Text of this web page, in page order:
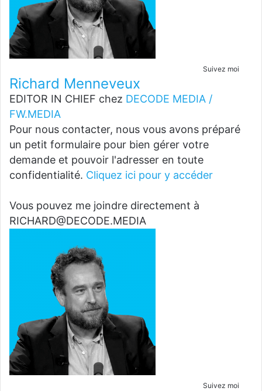
Suivez moi
Richard Menneveux
EDITOR IN CHIEF chez DECODE MEDIA /
FW.MEDIA
Pour nous contacter, nous vous avons préparé
un petit formulaire pour bien gérer votre
demande et pouvoir l'adresser en toute
confidentialité. Cliquez ici pour y accéder
Vous pouvez me joindre directement à
RICHARD@DECODE.MEDIA
Suivez moi